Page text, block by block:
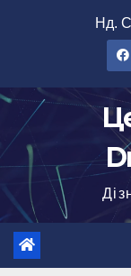
Нд.